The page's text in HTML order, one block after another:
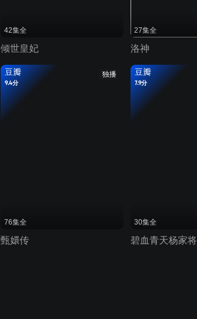
42集全
倾世皇妃
27集全
洛神
独播
豆瓣
9.4分
76集全
甄嬛传
豆瓣
7.9分
30集全
碧血青天杨家将